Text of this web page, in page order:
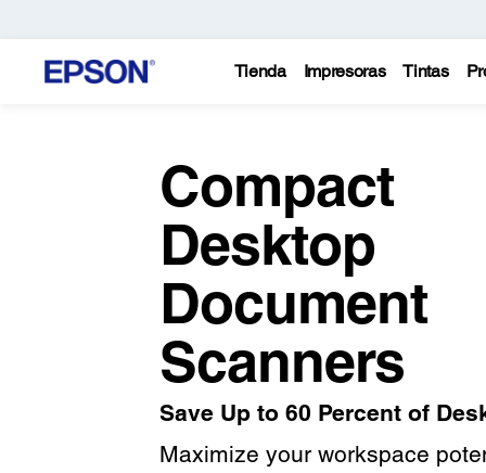
Tienda Impresoras Tintas
Compact
Desktop
Document
Scanners
Save Up to 60 Percent of
Maximize your workspace